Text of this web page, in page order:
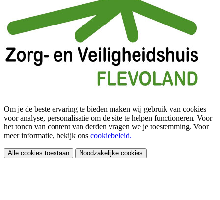
Om je de beste ervaring te bieden maken wij gebruik van cookies
voor analyse, personalisatie om de site te helpen functioneren. Voor
het tonen van content van derden vragen we je toestemming. Voor
meer informatie, bekijk ons cookiebeleid.
Alle cookies toestaan Noodzakelijke cookies